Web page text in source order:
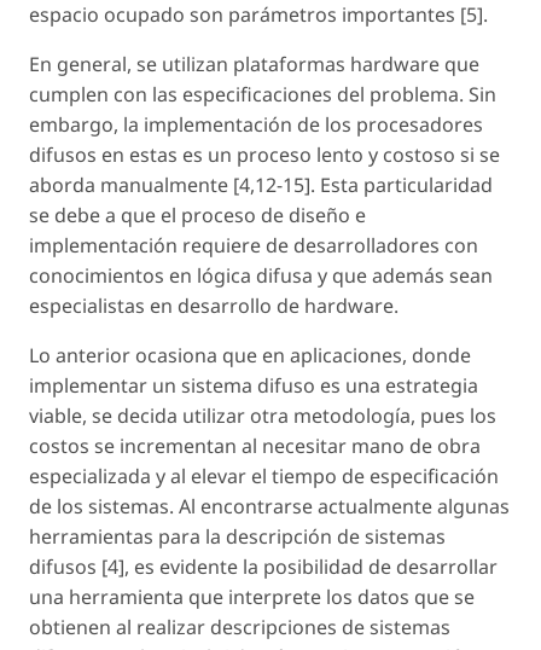
espacio ocupado son parámetros importantes [5].
En general, se utilizan plataformas hardware que
cumplen con las especificaciones del problema. Sin
embargo, la implementación de los procesadores
difusos en estas es un proceso lento y costoso si se
aborda manualmente [4,12-15]. Esta particularidad
se debe a que el proceso de diseño e
implementación requiere de desarrolladores con
conocimientos en lógica difusa y que además sean
especialistas en desarrollo de hardware.
Lo anterior ocasiona que en aplicaciones, donde
implementar un sistema difuso es una estrategia
viable, se decida utilizar otra metodología, pues los
costos se incrementan al necesitar mano de obra
especializada y al elevar el tiempo de especificación
de los sistemas. Al encontrarse actualmente algunas
herramientas para la descripción de sistemas
difusos [4], es evidente la posibilidad de desarrollar
una herramienta que interprete los datos que se
obtienen al realizar descripciones de sistemas